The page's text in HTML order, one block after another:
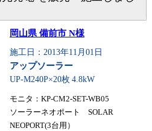
岡山県 備前市 N様
施工日：2013年11月01日
アップソーラー
UP-M240P×20枚 4.8kW
モニタ：KP-CM2-SET-WB05
ソーラーネオポート SOLAR
NEOPORT(3台用）